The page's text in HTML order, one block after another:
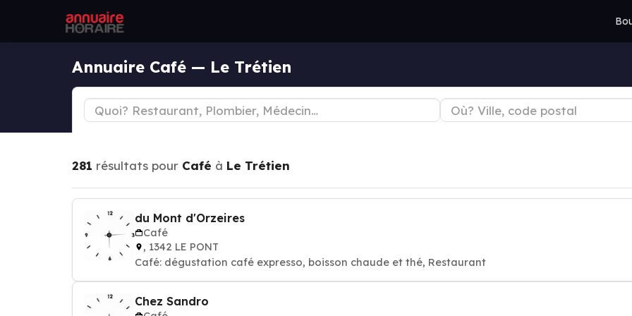
Annuaire Café — Le Trétien
281 résultats pour Café à Le Trétien
du Mont d'Orzeires
Café
, 1342 LE PONT
Café: dégustation café expresso, boisson chaude et thé, Restaurant
Chez Sandro